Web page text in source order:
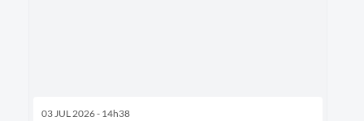
03 JUL 2026 - 14h38